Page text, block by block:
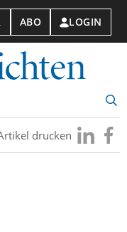
ABO LOGIN
drucken Besuchen
Sie
Sie